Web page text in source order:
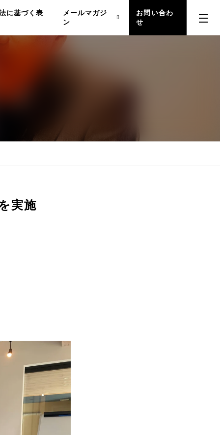
に基づく表
メールマガジ
ン
お問い合わ
せ
実施